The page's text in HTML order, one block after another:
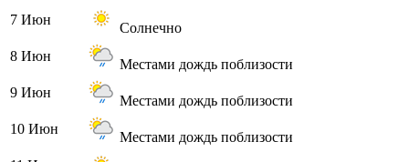
7 Июн
Солнечно
8 Июн
Местами дождь поблизости
9 Июн
Местами дождь поблизости
10 Июн
Местами дождь поблизости